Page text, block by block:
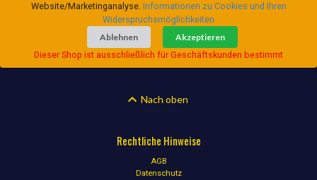
Website/Marketinganalyse. Informationen zu Cookies und Ihren
Widerspruchsmöglichkeiten
Ablehnen
Akzeptieren
Dieser Shop ist ausschließlich für Geschäftskunden bestimmt
Nach oben
Rechtliche Hinweise
AGB
Datenschutz